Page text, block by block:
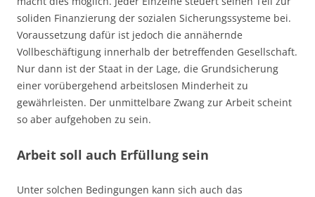
soliden Finanzierung der sozialen Sicherungssysteme bei.
Voraussetzung dafür ist jedoch die annähernde
Vollbeschäftigung innerhalb der betreffenden Gesellschaft.
Nur dann ist der Staat in der Lage, die Grundsicherung
einer vorübergehend arbeitslosen Minderheit zu
gewährleisten. Der unmittelbare Zwang zur Arbeit scheint
so aber aufgehoben zu sein.
Arbeit soll auch Erfüllung sein
Unter solchen Bedingungen kann sich auch das